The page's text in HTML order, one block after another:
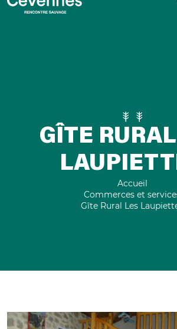
GÎTE
Accueil
Commerces et
Gîte Rural Les